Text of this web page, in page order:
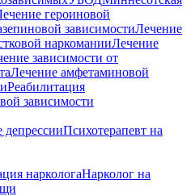
героиновой
зависимостиЛечение
наркоманииЛечение
зависимости от
Лечение амфетаминовой
Реабилитация
зависимости
депрессииПсихотерапевт на
наркологаНарколог на